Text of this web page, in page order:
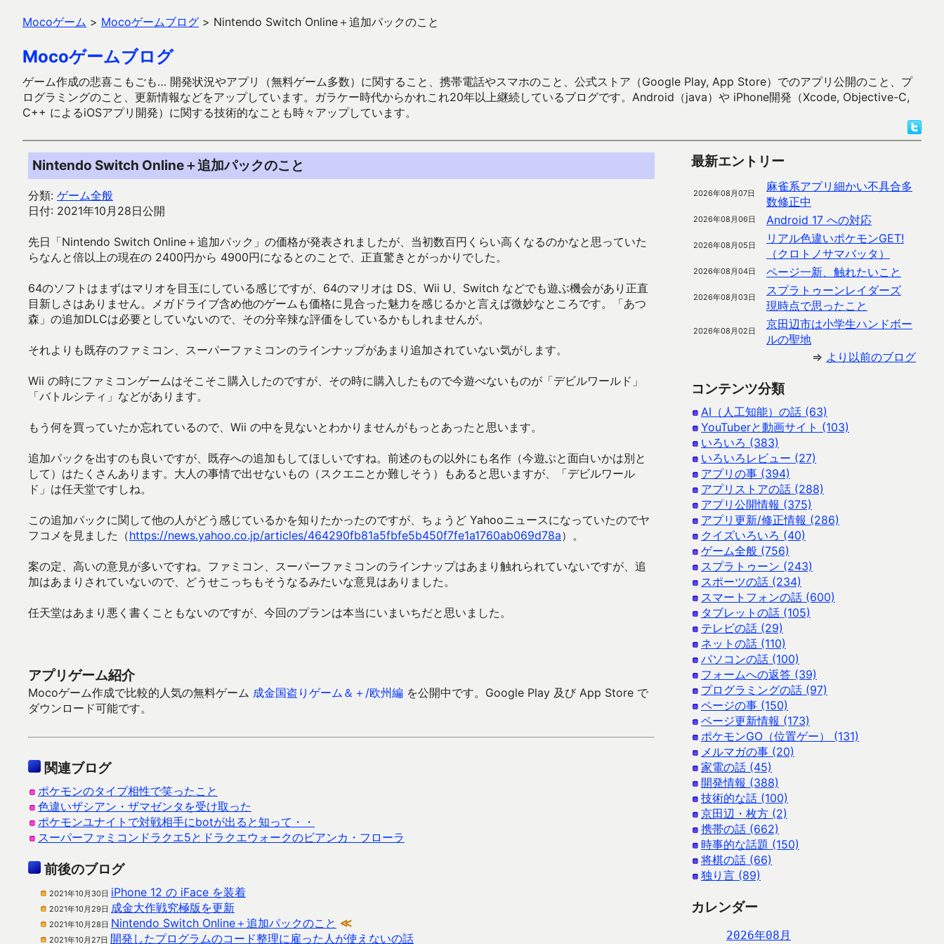
Mocoゲーム > Mocoゲームブログ > Nintendo Switch Online＋追加パックのこと
Mocoゲームブログ
ゲーム作成の悲喜こもごも… 開発状況やアプリ（無料ゲーム多数）に関すること、携帯電話やスマホのこと、公式ストア（Google Play, App Store）でのアプリ公開のこと、プ
ログラミングのこと、更新情報などをアップしています。ガラケー時代からかれこれ20年以上継続しているブログです。Android（java）や iPhone開発（Xcode, Objective-C,
C++ によるiOSアプリ開発）に関する技術的なことも時々アップしています。
Nintendo Switch Online＋追加パックのこと
分類: ゲーム全般
日付: 2021年10月28日公開
先日「Nintendo Switch Online＋追加パック」の価格が発表されましたが、当初数百円くらい高くなるのかなと思っていた
らなんと倍以上の現在の 2400円から 4900円になるとのことで、正直驚きとがっかりでした。
64のソフトはまずはマリオを目玉にしている感じですが、64のマリオは DS、Wii U、Switch などでも遊ぶ機会があり正直
目新しさはありません。メガドライブ含め他のゲームも価格に見合った魅力を感じるかと言えば微妙なところです。「あつ
森」の追加DLCは必要としていないので、その分辛辣な評価をしているかもしれませんが。
それよりも既存のファミコン、スーパーファミコンのラインナップがあまり追加されていない気がします。
Wii の時にファミコンゲームはそこそこ購入したのですが、その時に購入したもので今遊べないものが「デビルワールド」
「バトルシティ」などがあります。
もう何を買っていたか忘れているので、Wii の中を見ないとわかりませんがもっとあったと思います。
追加パックを出すのも良いですが、既存への追加もしてほしいですね。前述のもの以外にも名作（今遊ぶと面白いかは別と
して）はたくさんあります。大人の事情で出せないもの（スクエニとか難しそう）もあると思いますが、「デビルワール
ド」は任天堂ですしね。
この追加パックに関して他の人がどう感じているかを知りたかったのですが、ちょうど Yahooニュースになっていたのでヤ
フコメを見ました（https://news.yahoo.co.jp/articles/464290fb81a5fbfe5b450f7fe1a1760ab069d78a）。
案の定、高いの意見が多いですね。ファミコン、スーパーファミコンのラインナップはあまり触れられていないですが、追
加はあまりされていないので、どうせこっちもそうなるみたいな意見はありました。
任天堂はあまり悪く書くこともないのですが、今回のプランは本当にいまいちだと思いました。
アプリゲーム紹介
Mocoゲーム作成で比較的人気の無料ゲーム 成金国盗りゲーム＆＋/欧州編 を公開中です。Google Play 及び App Store で
ダウンロード可能です。
関連ブログ
ポケモンのタイプ相性で笑ったこと
色違いザシアン・ザマゼンタを受け取った
ポケモンユナイトで対戦相手にbotが出ると知って・・
スーパーファミコンドラクエ5とドラクエウォークのビアンカ・フローラ
前後のブログ
2021年10月30日 iPhone 12 の iFace を装着
2021年10月29日 成金大作戦究極版を更新
2021年10月28日 Nintendo Switch Online＋追加パックのこと ≪
2021年10月27日 開発したプログラムのコード整理に雇った人が使えないの話
最新エントリー
2026年08月07日
麻雀系アプリ細かい不具合多
数修正中
2026年08月06日 Android 17 への対応
2026年08月05日
リアル色違いポケモンGET!
（クロトノサマバッタ）
2026年08月04日 ページ一新、触れたいこと
2026年08月03日
スプラトゥーンレイダーズ
現時点で思ったこと
2026年08月02日
京田辺市は小学生ハンドボー
ルの聖地
⇒ より以前のブログ
コンテンツ分類
AI（人工知能）の話 (63)
YouTuberと動画サイト (103)
いろいろ (383)
いろいろレビュー (27)
アプリの事 (394)
アプリストアの話 (288)
アプリ公開情報 (375)
アプリ更新/修正情報 (286)
クイズいろいろ (40)
ゲーム全般 (756)
スプラトゥーン (243)
スポーツの話 (234)
スマートフォンの話 (600)
タブレットの話 (105)
テレビの話 (29)
ネットの話 (110)
パソコンの話 (100)
フォームへの返答 (39)
プログラミングの話 (97)
ページの事 (150)
ページ更新情報 (173)
ポケモンGO（位置ゲー） (131)
メルマガの事 (20)
家電の話 (45)
開発情報 (388)
技術的な話 (100)
京田辺・枚方 (2)
携帯の話 (662)
時事的な話題 (150)
将棋の話 (66)
独り言 (89)
カレンダー
2026年08月